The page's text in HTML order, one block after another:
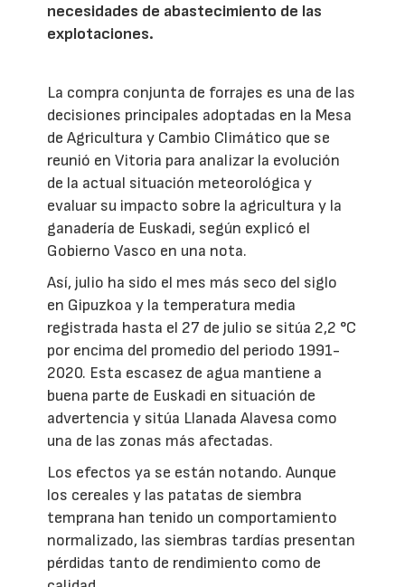
necesidades de abastecimiento de las
explotaciones.
La compra conjunta de forrajes es una de las
decisiones principales adoptadas en la Mesa
de Agricultura y Cambio Climático que se
reunió en Vitoria para analizar la evolución
de la actual situación meteorológica y
evaluar su impacto sobre la agricultura y la
ganadería de Euskadi, según explicó el
Gobierno Vasco en una nota.
Así, julio ha sido el mes más seco del siglo
en Gipuzkoa y la temperatura media
registrada hasta el 27 de julio se sitúa 2,2 °C
por encima del promedio del periodo 1991-
2020. Esta escasez de agua mantiene a
buena parte de Euskadi en situación de
advertencia y sitúa Llanada Alavesa como
una de las zonas más afectadas.
Los efectos ya se están notando. Aunque
los cereales y las patatas de siembra
temprana han tenido un comportamiento
normalizado, las siembras tardías presentan
pérdidas tanto de rendimiento como de